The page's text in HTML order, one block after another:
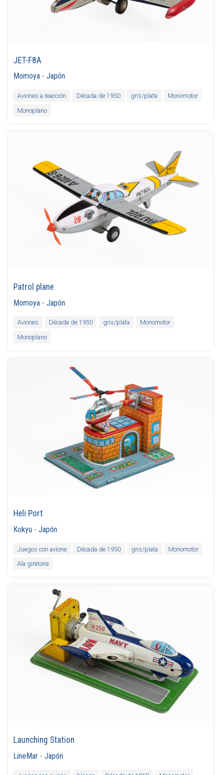
JET-F8A
Momoya -Japón
Aviones a reacción Década de 1950 gris/plata
Monomotor
Monoplano
Patrol plane
Momoya -Japón
Aviones Década de 1950 gris/plata
Monomotor
Monoplano
Heli Port
Kokyu -Japón
Juegos con avione Década de 1950 gris/plata
Monomotor
Ala giratoria
Launching Station
LineMar -Japón